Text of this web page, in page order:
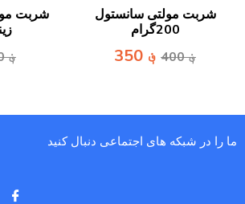
شربت مولتی سانستول
200گرام
؋400 ؋
شربت
؋400
ما را در شبکه های اجتماعی دنبال کنید